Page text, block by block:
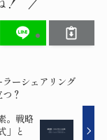
ーシェアリング
？
。戦略
」と